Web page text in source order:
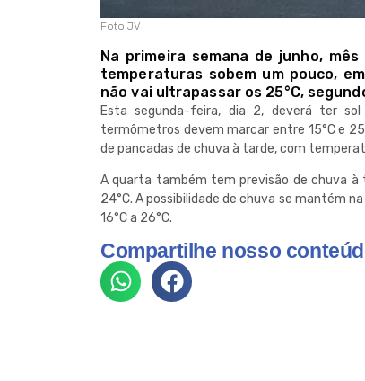
Foto JV
Na primeira semana de junho,
temperaturas sobem um pouco,
não vai ultrapassar os 25°C,
Esta segunda-feira, dia 2, deverá ter
termômetros devem marcar entre 15°C e
de pancadas de chuva à tarde, com
A quarta também tem previsão de chuva à
24°C. A possibilidade de chuva se mantém
16°C a 26°C.
Compartilhe nosso